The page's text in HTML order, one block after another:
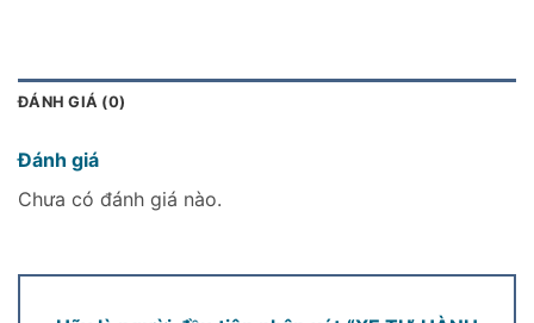
ĐÁNH GIÁ (0)
Đánh giá
Chưa có đánh giá nào.